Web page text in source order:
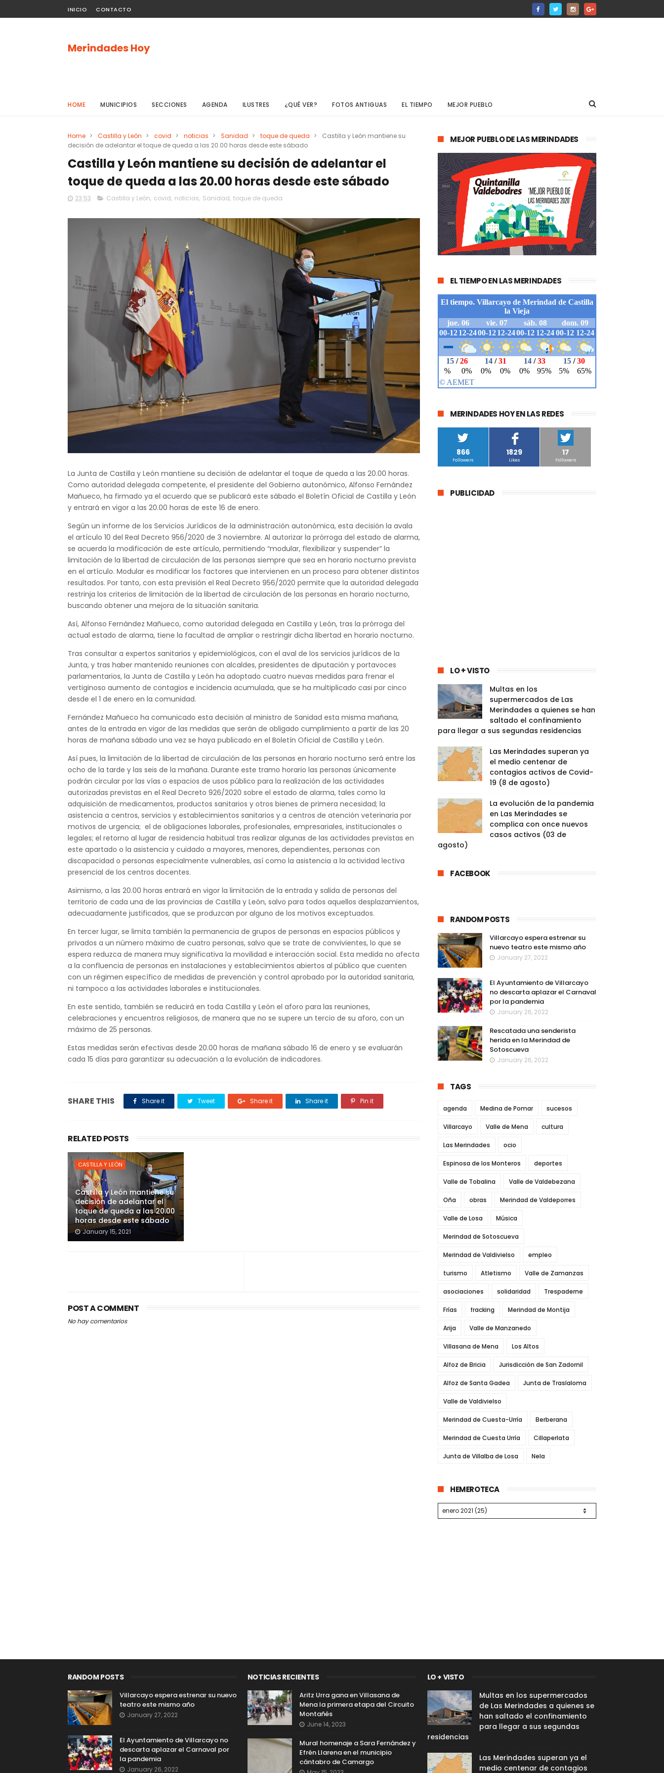
INICIO CONTACTO
Merindades Hoy
HOME MUNICIPIOS SECCIONES AGENDA ILUSTRES ¿QUÉ VER? FOTOS ANTIGUAS EL TIEMPO MEJOR PUEBLO
Home > Castilla y León > covid > noticias > Sanidad > toque de queda >
Castilla y León mantiene su
decisión de adelantar el toque de queda a las 20.00 horas desde este sábado
Castilla y León mantiene su decisión de adelantar el
toque de queda a las 20.00 horas desde este sábado
23:53 Castilla y León, covid, noticias, Sanidad, toque de queda
La Junta de Castilla y León mantiene su decisión de adelantar el toque de queda a las 20.00 horas.
Como autoridad delegada competente, el presidente del Gobierno autonómico, Alfonso Fernández
Mañueco, ha firmado ya el acuerdo que se publicará este sábado el Boletín Oficial de Castilla y León
y entrará en vigor a las 20.00 horas de este 16 de enero.
Según un informe de los Servicios Jurídicos de la administración autonómica, esta decisión la avala
el artículo 10 del Real Decreto 956/2020 de 3 noviembre. Al autorizar la prórroga del estado de alarma,
se acuerda la modificación de este artículo, permitiendo “modular, flexibilizar y suspender” la
limitación de la libertad de circulación de las personas siempre que sea en horario nocturno prevista
en el artículo. Modular es modificar los factores que intervienen en un proceso para obtener distintos
resultados. Por tanto, con esta previsión el Real Decreto 956/2020 permite que la autoridad delegada
restrinja los criterios de limitación de la libertad de circulación de las personas en horario nocturno,
buscando obtener una mejora de la situación sanitaria.
Así, Alfonso Fernández Mañueco, como autoridad delegada en Castilla y León, tras la prórroga del
actual estado de alarma, tiene la facultad de ampliar o restringir dicha libertad en horario nocturno.
Tras consultar a expertos sanitarios y epidemiológicos, con el aval de los servicios jurídicos de la
Junta, y tras haber mantenido reuniones con alcaldes, presidentes de diputación y portavoces
parlamentarios, la Junta de Castilla y León ha adoptado cuatro nuevas medidas para frenar el
vertiginoso aumento de contagios e incidencia acumulada, que se ha multiplicado casi por cinco
desde el 1 de enero en la comunidad.
Fernández Mañueco ha comunicado esta decisión al ministro de Sanidad esta misma mañana,
antes de la entrada en vigor de las medidas que serán de obligado cumplimiento a partir de las 20
horas de mañana sábado una vez se haya publicado en el Boletín Oficial de Castilla y León.
Así pues, la limitación de la libertad de circulación de las personas en horario nocturno será entre las
ocho de la tarde y las seis de la mañana. Durante este tramo horario las personas únicamente
podrán circular por las vías o espacios de usos público para la realización de las actividades
autorizadas previstas en el Real Decreto 926/2020 sobre el estado de alarma, tales como la
adquisición de medicamentos, productos sanitarios y otros bienes de primera necesidad; la
asistencia a centros, servicios y establecimientos sanitarios y a centros de atención veterinaria por
motivos de urgencia; el de obligaciones laborales, profesionales, empresariales, institucionales o
legales; el retorno al lugar de residencia habitual tras realizar algunas de las actividades previstas en
este apartado o la asistencia y cuidado a mayores, menores, dependientes, personas con
discapacidad o personas especialmente vulnerables, así como la asistencia a la actividad lectiva
presencial de los centros docentes.
Asimismo, a las 20.00 horas entrará en vigor la limitación de la entrada y salida de personas del
territorio de cada una de las provincias de Castilla y León, salvo para todos aquellos desplazamientos,
adecuadamente justificados, que se produzcan por alguno de los motivos exceptuados.
En tercer lugar, se limita también la permanencia de grupos de personas en espacios públicos y
privados a un número máximo de cuatro personas, salvo que se trate de convivientes, lo que se
espera reduzca de manera muy significativa la movilidad e interacción social. Esta medida no afecta
a la confluencia de personas en instalaciones y establecimientos abiertos al público que cuenten
con un régimen específico de medidas de prevención y control aprobado por la autoridad sanitaria,
ni tampoco a las actividades laborales e institucionales.
En este sentido, también se reducirá en toda Castilla y León el aforo para las reuniones,
celebraciones y encuentros religiosos, de manera que no se supere un tercio de su aforo, con un
máximo de 25 personas.
Estas medidas serán efectivas desde 20.00 horas de mañana sábado 16 de enero y se evaluarán
cada 15 días para garantizar su adecuación a la evolución de indicadores.
SHARE THIS Share it Tweet Share it Share it Pin it
RELATED POSTS
CASTILLA Y LEÓN
Castilla y León mantiene su
decisión de adelantar el
toque de queda a las 20.00
horas desde este sábado
January 15, 2021
POST A COMMENT
No hay comentarios
MEJOR PUEBLO DE LAS MERINDADES
EL TIEMPO EN LAS MERINDADES
MERINDADES HOY EN LAS REDES
866
Followers
1829
Likes
17
Followers
PUBLICIDAD
LO + VISTO
Multas en los
supermercados de Las
Merindades a quienes se han
saltado el confinamiento
para llegar a sus segundas residencias
Las Merindades superan ya
el medio centenar de
contagios activos de Covid-
19 (8 de agosto)
La evolución de la pandemia
en Las Merindades se
complica con once nuevos
casos activos (03 de
agosto)
FACEBOOK
RANDOM POSTS
Villarcayo espera estrenar su
nuevo teatro este mismo año
January 27, 2022
El Ayuntamiento de Villarcayo
no descarta aplazar el Carnaval
por la pandemia
January 26, 2022
Rescatada una senderista
herida en la Merindad de
Sotoscueva
January 26, 2022
TAGS
agenda Medina de Pomar sucesos
Villarcayo Valle de Mena cultura
Las Merindades ocio
Espinosa de los Monteros deportes
Valle de Tobalina Valle de Valdebezana
Oña obras Merindad de Valdeporres
Valle de Losa Música
Merindad de Sotoscueva
Merindad de Valdivielso empleo
turismo Atletismo Valle de Zamanzas
asociaciones solidaridad Trespaderne
Frías fracking Merindad de Montija
Arija Valle de Manzanedo
Villasana de Mena Los Altos
Alfoz de Bricia Jurisdicción de San Zadornil
Alfoz de Santa Gadea Junta de Traslaloma
Valle de Valdivielso
Merindad de Cuesta-Urría Berberana
Merindad de Cuesta Urría Cillaperlata
Junta de Villalba de Losa Nela
HEMEROTECA
RANDOM POSTS
Villarcayo espera estrenar su nuevo
teatro este mismo año
January 27, 2022
El Ayuntamiento de Villarcayo no
descarta aplazar el Carnaval por
la pandemia
January 26, 2022
NOTICIAS RECIENTES
Aritz Urra gana en Villasana de
Mena la primera etapa del Circuito
Montañés
June 14, 2023
Mural homenaje a Sara Fernández y
Efrén Llarena en el municipio
cántabro de Camargo
LO + VISTO
Multas en los supermercados
de Las Merindades a quienes se
han saltado el confinamiento
para llegar a sus segundas
residencias
Las Merindades superan ya el
medio centenar de contagios